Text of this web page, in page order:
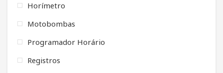
Horímetro
Motobombas
Programador Horário
Registros